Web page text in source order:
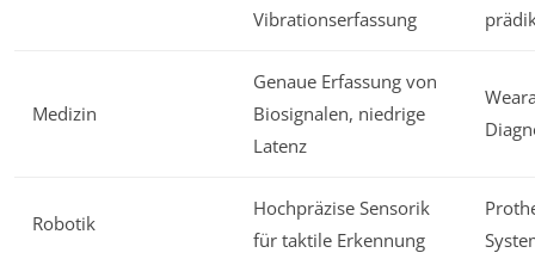
Vibrationserfassung
Medizin
Genaue Erfassung von
Biosignalen, niedrige
Latenz
Robotik
Hochpräzise Sensorik
für taktile Erkennung